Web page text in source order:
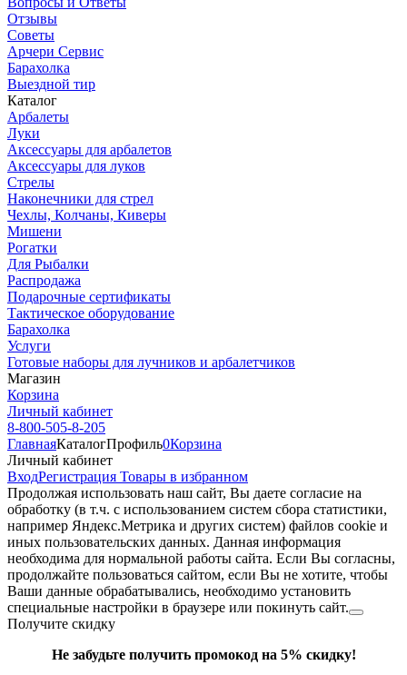
Отзывы
Советы
Арчери Сервис
Барахолка
Выездной тир
Каталог
Арбалеты
Луки
Аксессуары для арбалетов
Аксессуары для луков
Стрелы
Наконечники для стрел
Чехлы, Колчаны, Киверы
Мишени
Рогатки
Для Рыбалки
Распродажа
Подарочные сертификаты
Тактическое оборудование
Барахолка
Услуги
Готовые наборы для лучников и арбалетчиков
Магазин
Корзина
Личный кабинет
8-800-505-8-205
ГлавнаяКаталогПрофиль0Корзина
Личный кабинет
ВходРегистрация Товары в избранном
Продолжая использовать наш cайт, Вы даете согласие на
обработку (в т.ч. с использованием систем сбора статистики,
например Яндекс.Метрика и других систем) файлов cookie и
иных пользовательских данных. Данная информация
необходима для нормальной работы сайта. Если Вы согласны,
продолжайте пользоваться сайтом, если Вы не хотите, чтобы
Ваши данные обрабатывались, необходимо установить
специальные настройки в браузере или покинуть сайт.
Получите скидку
Не забудьте получить промокод на 5% скидку!